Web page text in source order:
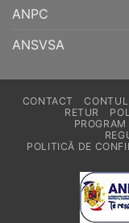
ANPC
ANSVSA
CONTACT
RETUR
POLITICĂ DE